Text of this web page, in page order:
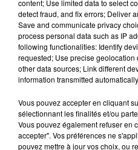
Musique
Angèle et
content; Use limited data to select
detect fraud, and fix errors; Deliver
Save and communicate privacy
process personal data such as IP
following functionalities: Identify
requested; Use precise
other data sources; Link different
information transmitted
Vous pouvez accepter en cliquant
sélectionnant les finalités et/ou
Vous pouvez également refuser en
accepter". Vos préférences ne
pouvez mettre à jour vos choix, ou